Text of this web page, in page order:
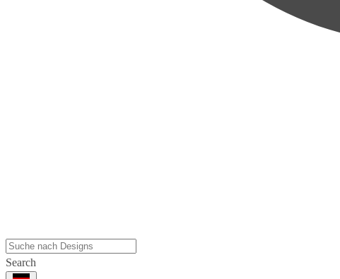
Search